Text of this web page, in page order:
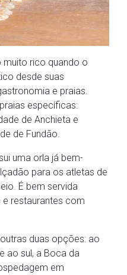
muito rico quando o
desde suas
e praias.
específicas:
de Anchieta e
de Fundão.
uma orla já bem-
para os atletas de
É bem servida
restaurantes com
duas opções: ao
ao sul, a Boca da
em